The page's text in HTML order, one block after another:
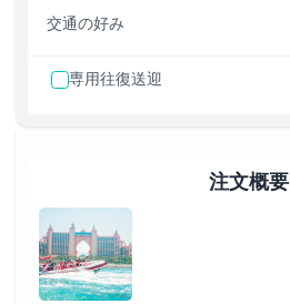
ドバイの象徴的な名所での記念撮影
営業時間
び 午後 05:00
交通の好み
専用往復送迎
注文概要